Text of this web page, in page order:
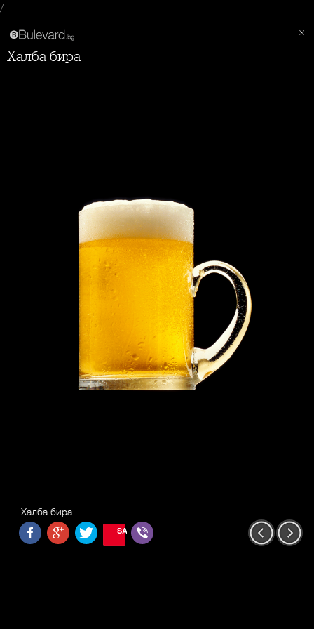
/
Халба бира
Халба бира
SAVE